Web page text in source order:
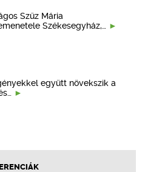
Szűz Mária
Székesegyház,…
együtt növekszik a